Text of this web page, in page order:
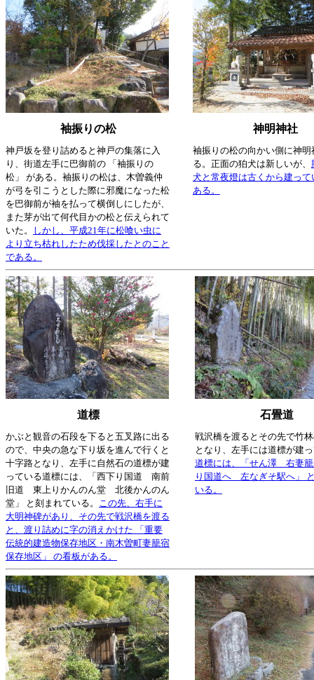
袖振りの松 神明神社
神戸坂を登り詰めると神戸の集落に入
り、街道左手に巴御前の 「袖振りの
松」 がある。袖振りの松は、木曽義仲
が弓を引こうとした際に邪魔になった松
を巴御前が袖を払って横倒しにしたが、
また芽が出て何代目かの松と伝えられて
いた。
しかし、平成21年に松喰い虫に
より立ち枯れしたため伐採したとのこと
である。
袖振りの松の向かい側に神明
る。正面の狛犬は新しいが、
犬と常夜燈は古くから建って
ある。
道標 石畳道
かぶと観音の石段を下ると五叉路に出る
ので、中央の急な下り坂を進んで行くと
十字路となり、左手に自然石の道標が建
っている道標には、「西下り国道 南前
旧道 東上りかんのん堂 北後かんのん
堂」 と刻まれている。 この先、右手に
大明神碑があり、その先で戦沢橋を渡る
と、渡り詰めに字の消えかけた 「重要
伝統的建造物保存地区・南木曽町妻籠宿
保存地区」 の看板がある。
戦沢橋を渡るとその先で竹
となり、左手には道標が建
道標には、「せん澤 右妻
り国道へ 左なぎそ駅へ」
いる。